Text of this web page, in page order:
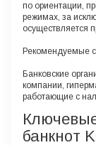
по ориентации,
режимах, за
осуществляется
Рекомендуемые
Банковские
компании,
работающие с
банкнот